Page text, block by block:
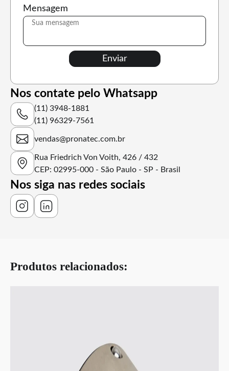
Mensagem
Nos contate pelo Whatsapp
(11) 3948-1881
(11) 96329-7561
vendas@pronatec.com.br
Rua Friedrich Von Voith, 426 / 432
CEP: 02995-000 - São Paulo - SP - Brasil
Nos siga nas redes sociais
Produtos relacionados: